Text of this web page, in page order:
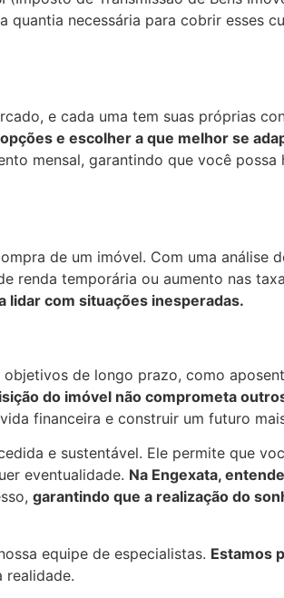
necessária para cobrir esses
e cada uma tem suas próprias
e escolher a que melhor se
mensal, garantindo que você
de um imóvel. Com uma análise
renda temporária ou aumento nas
lidar com situações inesperadas.
de longo prazo, como
do imóvel não comprometa
financeira e construir um futuro
e sustentável. Ele permite que
eventualidade. Na Engexata,
garantindo que a realização do
equipe de especialistas. Estamos
realidade.